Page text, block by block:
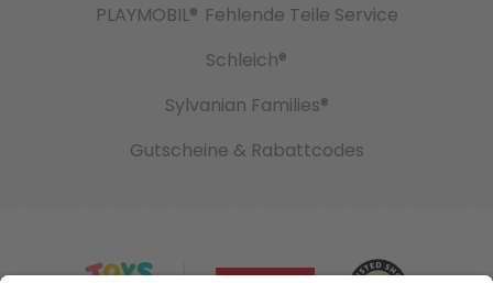
PLAYMOBIL® Fehlende Teile Service
Schleich®
Sylvanian Families®
Gutscheine & Rabattcodes